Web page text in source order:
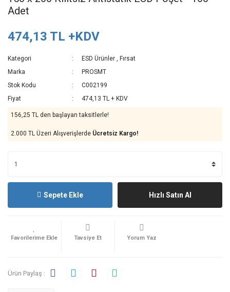
Adet
474,13 TL +KDV
Kategori ESD Ürünler , Fırsat
Marka
PROSMT
Stok Kodu
C002199
Fiyat
474,13 TL + KDV
156,25 TL den başlayan taksitlerle!
2.000 TL Üzeri Alışverişlerde Ücretsiz Kargo!
Sepete Ekle Hızlı Satın Al
Tavsiye Et Yorum Yaz
Ürün Paylaş :